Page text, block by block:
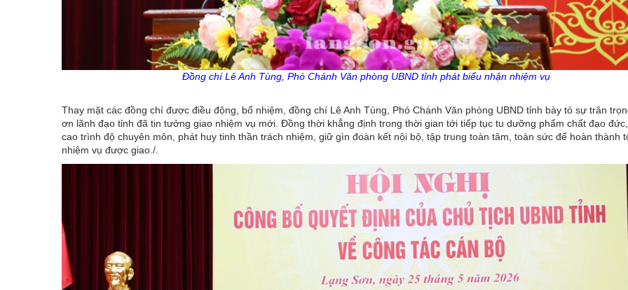
Đồng chí Lê Anh Tùng, Phó Chánh Văn phòng UBND tỉnh phát biểu nhận nhiệm vụ
Thay mặt các đồng chí được điều động, bổ nhiệm, đồng chí Lê Anh Tùng, Phó Chánh Văn phòng UBND tỉnh bày tỏ sự trân
ơn lãnh đạo tỉnh đã tin tưởng giao nhiệm vụ mới. Đồng thời khẳng định trong thời gian tới tiếp tục tu dưỡng phẩm chất đạo
cao trình độ chuyên môn, phát huy tinh thần trách nhiệm, giữ gìn đoàn kết nội bộ, tập trung toàn tâm, toàn sức để hoàn thành
nhiệm vụ được giao./.